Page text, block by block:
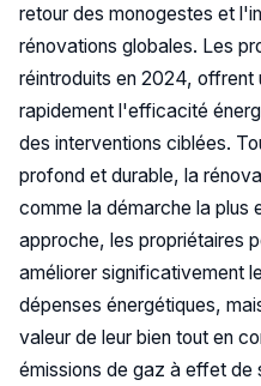
retour des monogestes et
rénovations globales. Les
réintroduits en 2024, offrent
rapidement l'efficacité
des interventions ciblées.
profond et durable, la
comme la démarche la plus
approche, les propriétaires
améliorer significativement
dépenses énergétiques,
valeur de leur bien tout en
émissions de gaz à effet de